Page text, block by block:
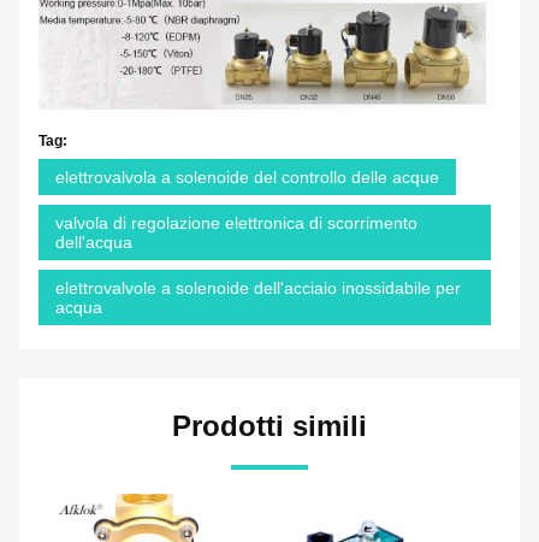
Tag:
elettrovalvola a solenoide del controllo delle acque
valvola di regolazione elettronica di scorrimento
dell'acqua
elettrovalvole a solenoide dell'acciaio inossidabile per
acqua
Prodotti simili